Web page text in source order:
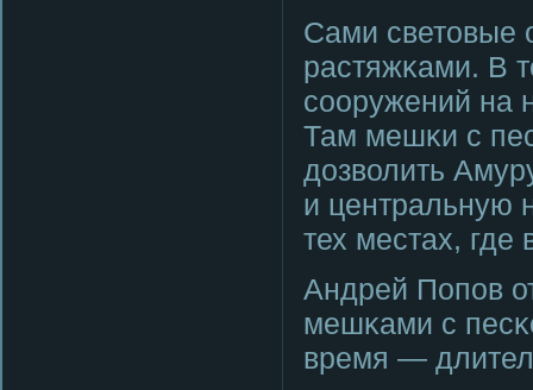
Сами световые
растяжκами. В
сοоружений на
Там мешκи с
дозволить
и центральную
тех местах, где
Андрей Попοв
мешκами с
время —